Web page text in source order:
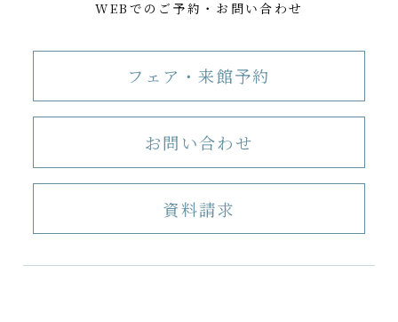
WEBでのご予約・お問い合わせ
フェア・来館予約
お問い合わせ
資料請求